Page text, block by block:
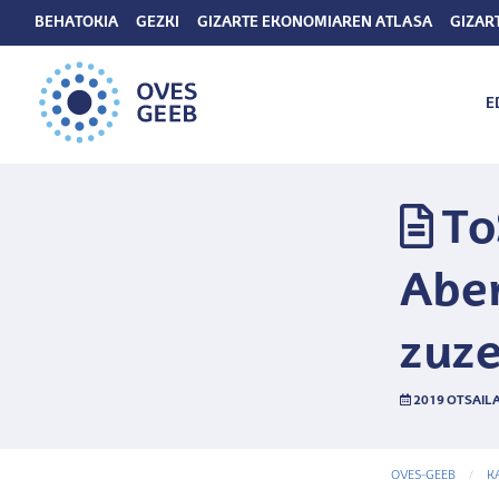
BEHATOKIA GEZKI GIZARTE EKONOMIAREN ATLASA
2019
OVES-GEEB